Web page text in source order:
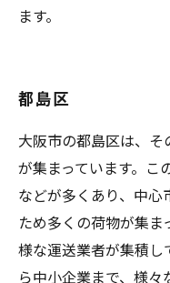
ます。
都島区
大阪市の都島区は、
が集まっています。こ
などが多くあり、中心
ため多くの荷物が集ま
様な運送業者が集積
ら中小企業まで、様々